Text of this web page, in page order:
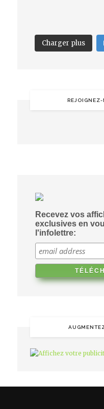
Charger plus
Recevez vos
exclusives en
l'infolettre: